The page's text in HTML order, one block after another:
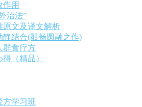
作用
治法”
原文及译文解析
静结合(酣畅圆融之作)
群食疗方
（精品）
方学习班